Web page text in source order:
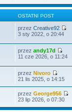
OSTATNI POST
przez Creative92
3 sty 2022, o 20:44
przez andy17d
11 cze 2026, o 11:24
przez Nivoro
21 lis 2025, o 14:15
przez George956
23 lip 2026, o 07:30